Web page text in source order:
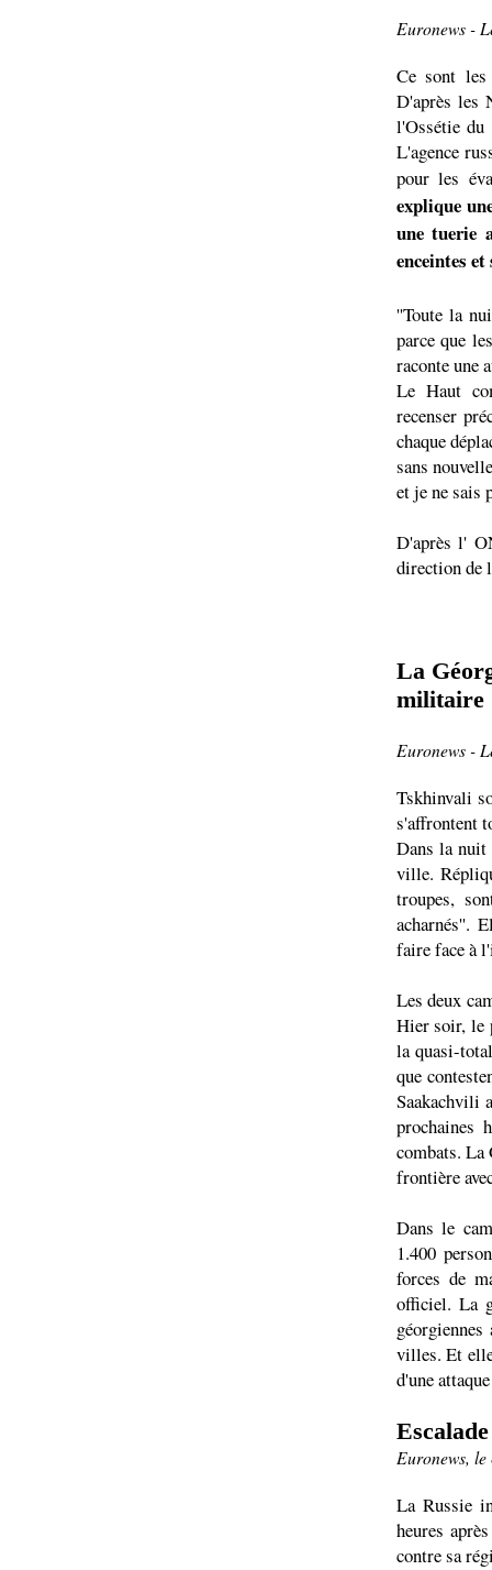
Euronews -
Ce sont
D'après les
l'Ossétie
L'agence
pour les
explique
une tuerie
enceintes
''Toute la
parce que
raconte une
Le Haut
recenser
chaque
sans
et je ne sais
D'après l'
direction de
La
militaire
Euronews -
Tskhinvali
s'affrontent
Dans la
ville.
troupes,
acharnés''.
faire face à
Les deux
Hier soir, le
la quasi-
que
Saakachvili
prochaines
combats. La
frontière
Dans le
1.400
forces de
officiel. La
villes. Et
d'une
Euronews,
La Russie
heures
contre sa